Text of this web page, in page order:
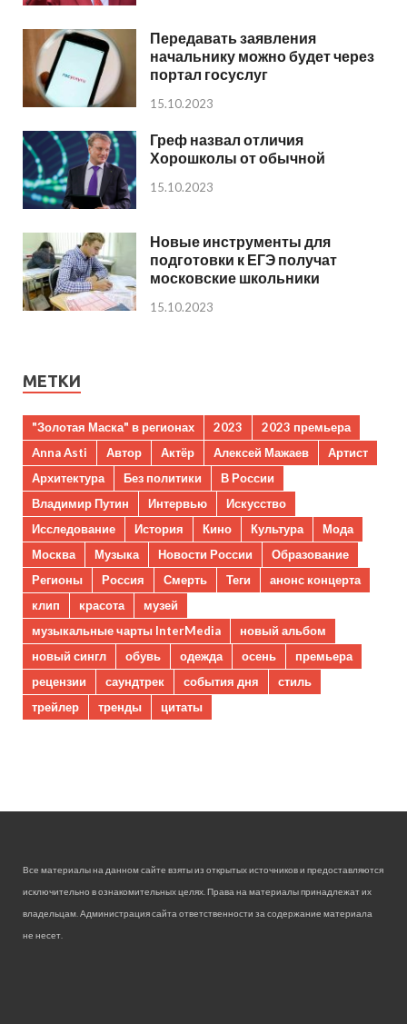
Передавать заявления
начальнику можно будет через
портал госуслуг
15.10.2023
Греф назвал отличия
Хорошколы от обычной
15.10.2023
Новые инструменты для
подготовки к ЕГЭ получат
московские школьники
15.10.2023
МЕТКИ
"Золотая Маска" в регионах 2023
2023 премьера
Anna Asti
Автор Актёр Алексей Мажаев
Артист
Архитектура
Без политики
В России
Владимир Путин
Интервью
Искусство
Исследование
История Кино Культура
Мода
Москва
Музыка Новости России
Образование
Регионы
Россия Смерть Теги
анонс концерта
клип
красота
музей
музыкальные чарты InterMedia
новый альбом
новый сингл
обувь одежда осень
премьера
рецензии
саундтрек события дня
стиль
трейлер
тренды цитаты
Все материалы на данном сайте взяты из открытых источников и предоставляются
исключительно в ознакомительных целях. Права на материалы принадлежат их
владельцам. Администрация сайта ответственности за содержание материала
не несет.